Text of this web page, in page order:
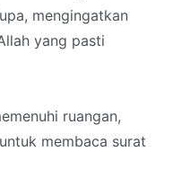
mengingatkan
yang pasti
ruangan,
membaca surat